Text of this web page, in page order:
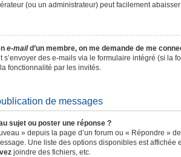
(ou un administrateur) peut facilement
e-maild’un membre, on me demande de me
s’envoyer des e-mails via le formulaire intégré (si la
fonctionnalité par les invités.
de messages
sujet ou poster une réponse ?
» depuis la page d’un forum ou « Répondre »
Une liste des options disponibles est affichée
joindre des fichiers, etc.